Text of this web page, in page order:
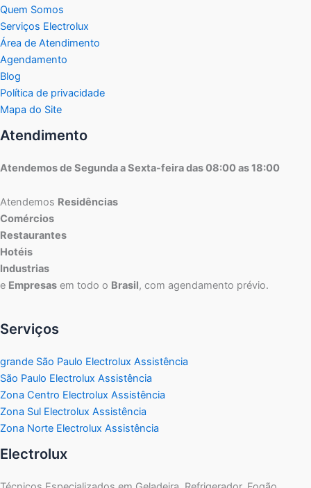
Quem Somos
Serviços Electrolux
Área de Atendimento
Agendamento
Blog
Política de privacidade
Mapa do Site
Atendimento
Atendemos de Segunda a Sexta-feira das 08:00 as 18:00
Atendemos Residências
Comércios
Restaurantes
Hotéis
Industrias
e Empresas em todo o Brasil, com agendamento prévio.
Serviços
grande São Paulo Electrolux Assistência
São Paulo Electrolux Assistência
Zona Centro Electrolux Assistência
Zona Sul Electrolux Assistência
Zona Norte Electrolux Assistência
Electrolux